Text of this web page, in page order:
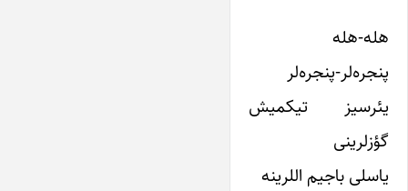
هله-هله
پنجره‌لر-پنجره‌لر
یئرسیز تیکمیش
گؤزلرینی
یاسلی باجیم اللرینه